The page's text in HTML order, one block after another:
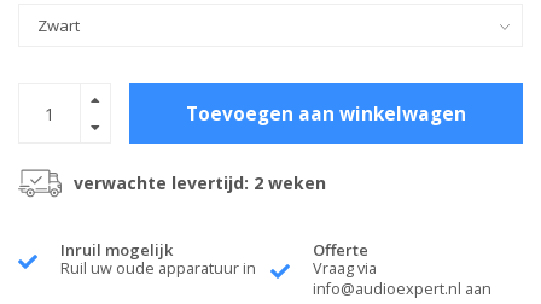
Toevoegen aan winkelwagen
verwachte levertijd: 2 weken
Inruil mogelijk
Ruil uw oude apparatuur in
Offerte
Vraag via
info@audioexpert.nl aan